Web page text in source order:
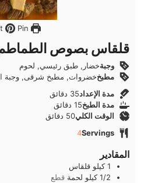
Pin
قلقاس بصوص
وجبةخضار, طبق رئيسي, لحوم
مطبخخضروات, مطبخ شرقى, وجبة
مدة الإعداد35 دقائق
دقائق
مدة الطبخ15دقائق
دقائق
الوقت الكلي50 دقائق
دقائق
Servings
4
المقادير
1 كيلو قلقاس
1/2 كيلو لحمة قطع